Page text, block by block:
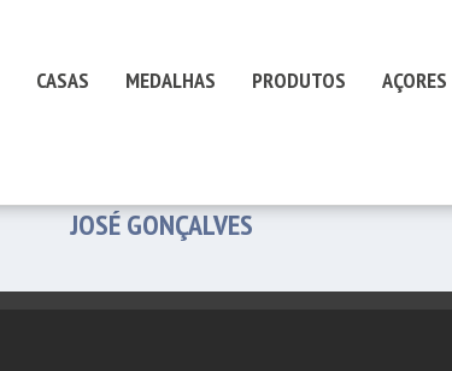
CASAS MEDALHAS PRODUTOS AÇORES
JOSÉ GONÇALVES